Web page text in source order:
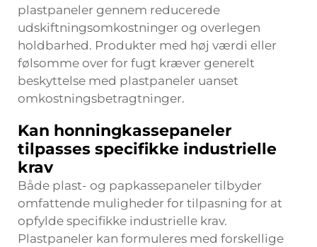
plastpaneler gennem reducerede
udskiftningsomkostninger og overlegen
holdbarhed. Produkter med høj værdi eller
følsomme over for fugt kræver generelt
beskyttelse med plastpaneler uanset
omkostningsbetragtninger.
Kan honningkassepaneler
tilpasses specifikke industrielle
krav
Både plast- og papkassepaneler tilbyder
omfattende muligheder for tilpasning for at
opfylde specifikke industrielle krav.
Plastpaneler kan formuleres med forskellige